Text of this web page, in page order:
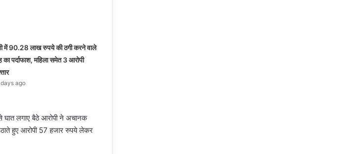
में 90.28 लाख रुपये की ठगी करने वाले
का पर्दाफाश, महिला समेत 3 आरोपी
ago
घात लगाए बैठे आरोपी ने अचानक
हुए आरोपी 57 हजार रुपये लेकर